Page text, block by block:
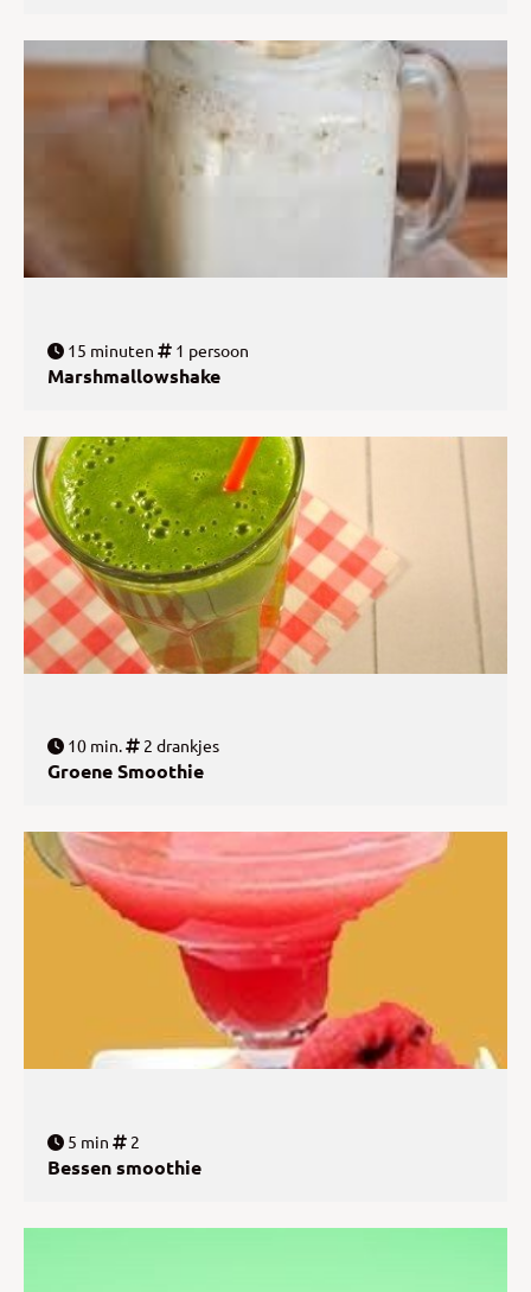
15 minuten 1 persoon
Marshmallowshake
10 min. 2 drankjes
Groene Smoothie
5 min 2
Bessen smoothie